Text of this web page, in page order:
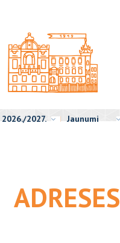
2026./2027. Jaunumi
ADRESES